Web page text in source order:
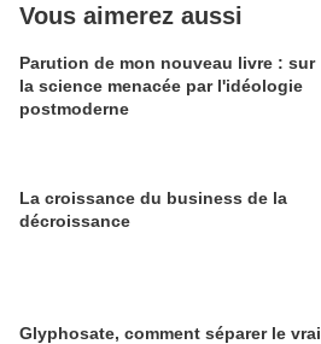
Vous aimerez aussi
Parution de mon nouveau livre : sur
la science menacée par l'idéologie
postmoderne
La croissance du business de la
décroissance
Glyphosate, comment séparer le vrai